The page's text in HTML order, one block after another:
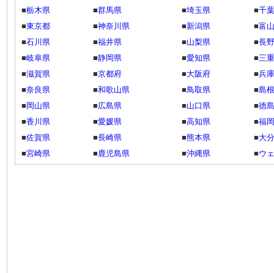
■栃木県 ■群馬県 ■埼玉県 ■千
■東京都 ■神奈川県 ■新潟県 ■富
■石川県 ■福井県 ■山梨県 ■長
■岐阜県 ■静岡県 ■愛知県 ■三
■滋賀県 ■京都府 ■大阪府 ■兵
■奈良県 ■和歌山県 ■鳥取県 ■島
■ 岡山県 ■広島県 ■山口県 ■徳
■香川県 ■愛媛県 ■高知県 ■福
■佐賀県 ■長崎県 ■熊本県 ■大
■宮崎県 ■鹿児島県 ■沖縄県 ■ウ